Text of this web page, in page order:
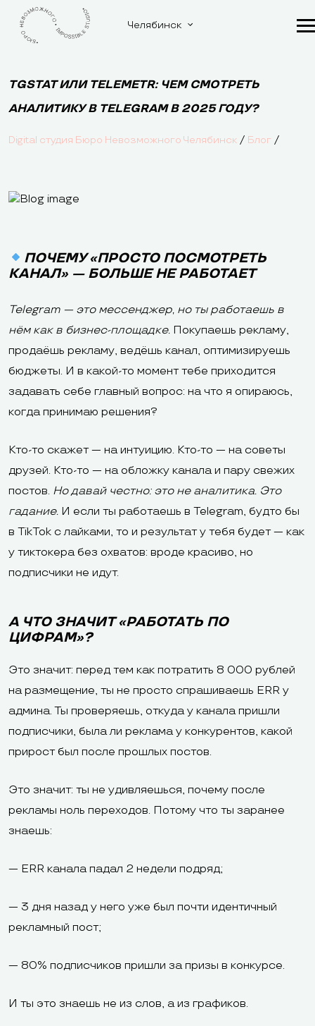
Челябинск
TGSTAT ИЛИ TELEMETR: ЧЕМ СМОТРЕТЬ
АНАЛИТИКУ В TELEGRAM В 2025 ГОДУ?
Digital студия Бюро Невозможного Челябинск / Блог /
ПОЧЕМУ «ПРОСТО ПОСМОТРЕТЬ
КАНАЛ» — БОЛЬШЕ НЕ РАБОТАЕТ
Telegram — это мессенджер, но ты работаешь в
нём как в бизнес-площадке. Покупаешь рекламу,
продаёшь рекламу, ведёшь канал, оптимизируешь
бюджеты. И в какой-то момент тебе приходится
задавать себе главный вопрос: на что я опираюсь,
когда принимаю решения?
Кто-то скажет — на интуицию. Кто-то — на советы
друзей. Кто-то — на обложку канала и пару свежих
постов. Но давай честно: это не аналитика. Это
гадание. И если ты работаешь в Telegram, будто бы
в TikTok с лайками, то и результат у тебя будет — как
у тиктокера без охватов: вроде красиво, но
подписчики не идут.
А ЧТО ЗНАЧИТ «РАБОТАТЬ ПО
ЦИФРАМ»?
Это значит: перед тем как потратить 8 000 рублей
на размещение, ты не просто спрашиваешь ERR у
админа. Ты проверяешь, откуда у канала пришли
подписчики, была ли реклама у конкурентов, какой
прирост был после прошлых постов.
Это значит: ты не удивляешься, почему после
рекламы ноль переходов. Потому что ты заранее
знаешь:
— ERR канала падал 2 недели подряд;
— 3 дня назад у него уже был почти идентичный
рекламный пост;
— 80% подписчиков пришли за призы в конкурсе.
И ты это знаешь не из слов, а из графиков.